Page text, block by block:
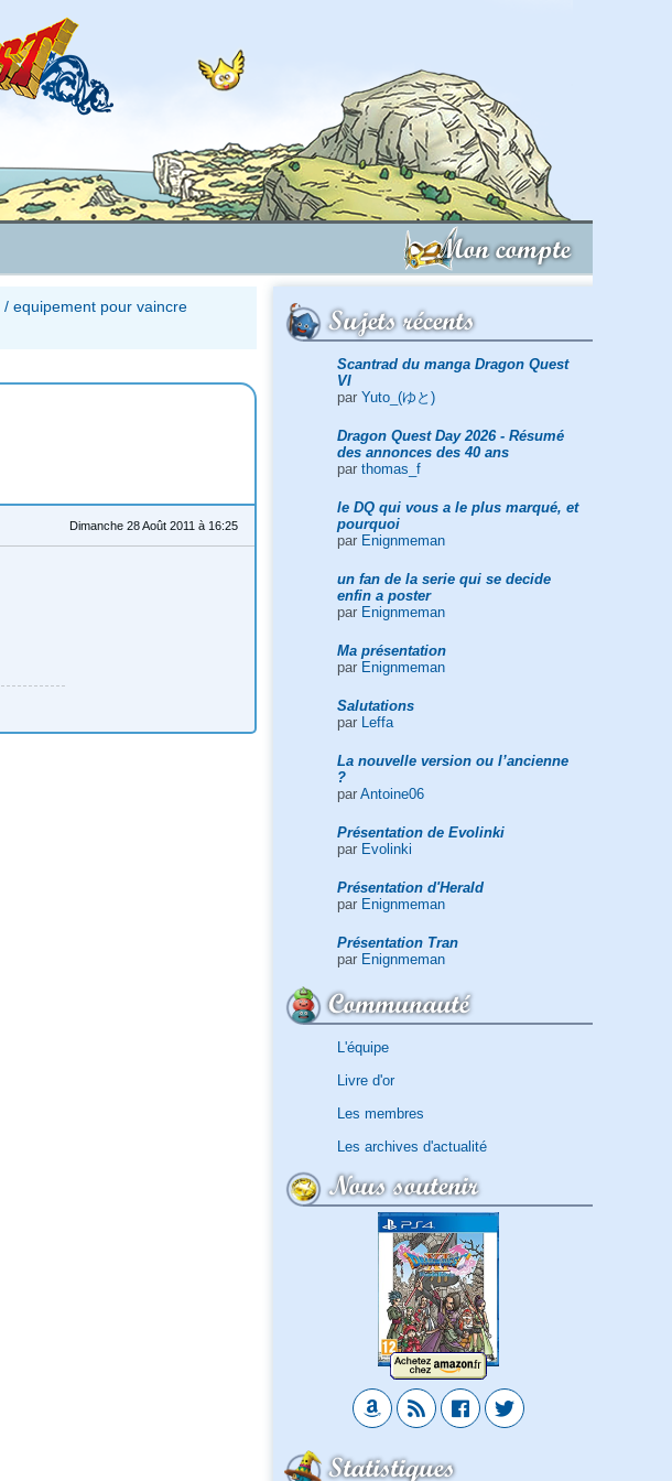
Mon compte
Sujets récents
Scantrad du manga Dragon Quest
VI
par Yuto_(ゆと)
Dragon Quest Day 2026 - Résumé
des annonces des 40 ans
par thomas_f
le DQ qui vous a le plus marqué, et
pourquoi
par Enignmeman
un fan de la serie qui se decide
enfin a poster
par Enignmeman
Ma présentation
par Enignmeman
Salutations
par
Leffa
La nouvelle version ou l’ancienne
?
par Antoine06
Présentation de Evolinki
par Evolinki
Présentation d'Herald
par Enignmeman
Présentation Tran
par Enignmeman
Communauté
L'équipe
Livre d'or
Les membres
Les archives d'actualité
Nous soutenir
Statistiques
/ equipement pour vaincre
Dimanche 28 Août 2011 à 16:25